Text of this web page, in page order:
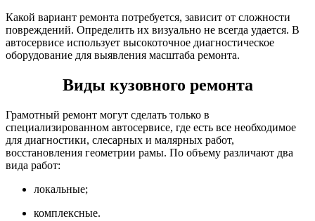
Какой вариант ремонта потребуется, зависит от сложности
повреждений. Определить их визуально не всегда удается. В
автосервисе использует высокоточное диагностическое
оборудование для выявления масштаба ремонта.
Виды кузовного ремонта
Грамотный ремонт могут сделать только в
специализированном автосервисе, где есть все необходимое
для диагностики, слесарных и малярных работ,
восстановления геометрии рамы. По объему различают два
вида работ:
локальные;
комплексные.